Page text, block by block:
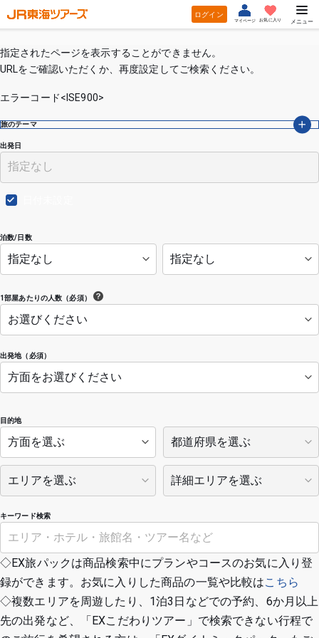
ログイン
マイページ お気に入り メニュー
指定されたページを表示することができません。
URLをご確認いただくか、再度設定してご検索ください。
エラーコード<ISE900>
出発地（必須）
出発日
泊数/日数
1部屋あたりの人数（必須）
目的地
キーワード検索
旅のテーマ
◇EX旅パックは商品検索中にプランやコースのお気に入り登
録ができます。お気に入りした商品の一覧や比較はこちら
◇複数エリアを周遊したり、1泊3日などでの予約、6か月以上
先の出発など、「EXこだわりツアー」で検索できない行程で